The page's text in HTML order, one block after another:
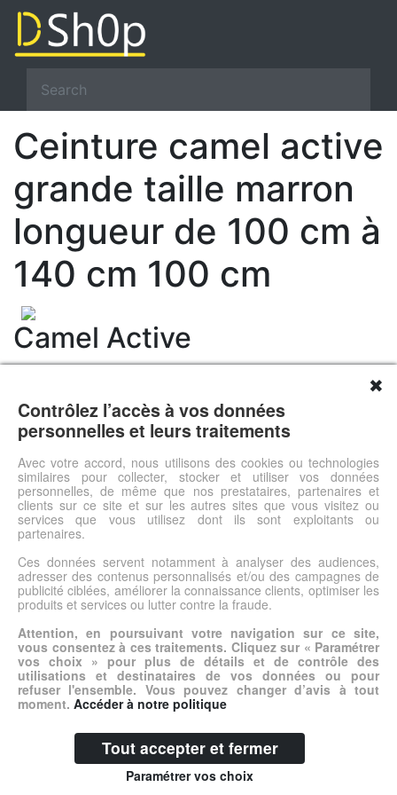
Ceinture camel active
grande taille marron
longueur de 100 cm à
140 cm 100 cm
Camel Active
Prix total 39.9 €
Ceinture grande taille. Marron. Camel Active Ceinture marron
grande taille. Boucle argent. Logo Camel Active
incrusté.Composition : CuirLargeur de la ceinture : 35 mm
Voir l'offre
© DSh0p 2026 -Accueil-Mentions légales
✖
Contrôlez l’accès à vos données
personnelles et leurs traitements
Avec votre accord, nous utilisons des cookies ou technologies
similaires pour collecter, stocker et utiliser vos données
personnelles, de même que nos prestataires, partenaires et
clients sur ce site et sur les autres sites que vous visitez ou
services que vous utilisez dont ils sont exploitants ou
partenaires.
Ces données servent notamment à analyser des audiences,
adresser des contenus personnalisés et/ou des campagnes de
publicité ciblées, améliorer la connaissance clients, optimiser les
produits et services ou lutter contre la fraude.
Attention, en poursuivant votre navigation sur ce site,
vous consentez à ces traitements. Cliquez sur « Paramétrer
vos choix » pour plus de détails et de contrôle des
utilisations et destinataires de vos données ou pour
refuser l'ensemble. Vous pouvez changer d’avis à tout
moment. Accéder à notre politique
Tout accepter et fermer
Paramétrer vos choix